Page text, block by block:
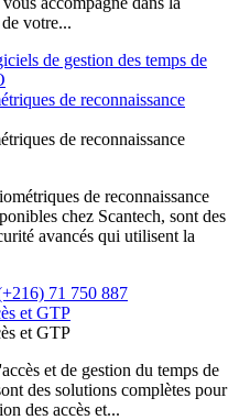
votre...
de gestion des temps de
de reconnaissance
de reconnaissance
de reconnaissance
chez Scantech, sont des
avancés qui utilisent la
71 750 887
et GTP
et GTP
et de gestion du temps de
des solutions complètes pour
des accès et...